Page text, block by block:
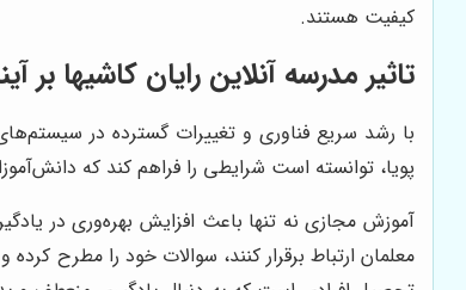
کیفیت هستند.
تاثیر مدرسه آنلاین رایان کاشیها بر
با رشد سریع فناوری و تغییرات گسترده در
پویا، توانسته است شرایطی را فراهم کند که
آموزش مجازی نه تنها باعث افزایش بهره‌وری در
معلمان ارتباط برقرار کنند، سوالات خود را مطرح